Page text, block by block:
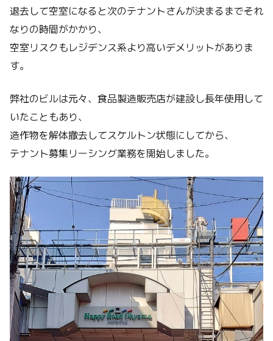
退去して空室になると次のテナントさんが決まるまでそれ
なりの時間がかかり、
空室リスクもレジデンス系より高いデメリットがありま
す。
弊社のビルは元々、食品製造販売店が建設し長年使用して
いたこともあり、
造作物を解体撤去してスケルトン状態にしてから、
テナント募集リーシング業務を開始しました。